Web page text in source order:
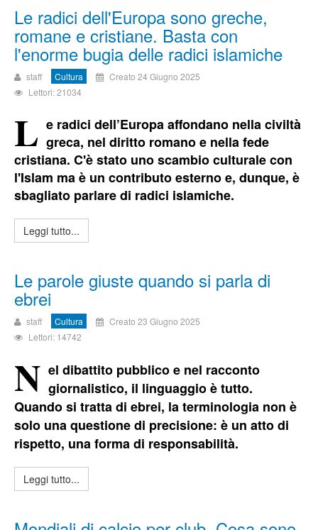
Le radici dell'Europa sono greche,
romane e cristiane. Basta con
l'enorme bugia delle radici islamiche
staff Cultura
Creato 24 Giugno 2025
Lettori: 21034
L e radici dell’Europa affondano nella civiltà
greca, nel diritto romano e nella fede
cristiana. C'è stato uno scambio culturale con
l'Islam ma è un contributo esterno e, dunque, è
sbagliato parlare di radici islamiche.
Leggi tutto...
Le parole giuste quando si parla di
ebrei
staff Cultura
Creato 23 Giugno 2025
Lettori: 14742
N el dibattito pubblico e nel racconto
giornalistico, il linguaggio è tutto.
Quando si tratta di ebrei, la terminologia non è
solo una questione di precisione: è un atto di
rispetto, una forma di responsabilità.
Leggi tutto...